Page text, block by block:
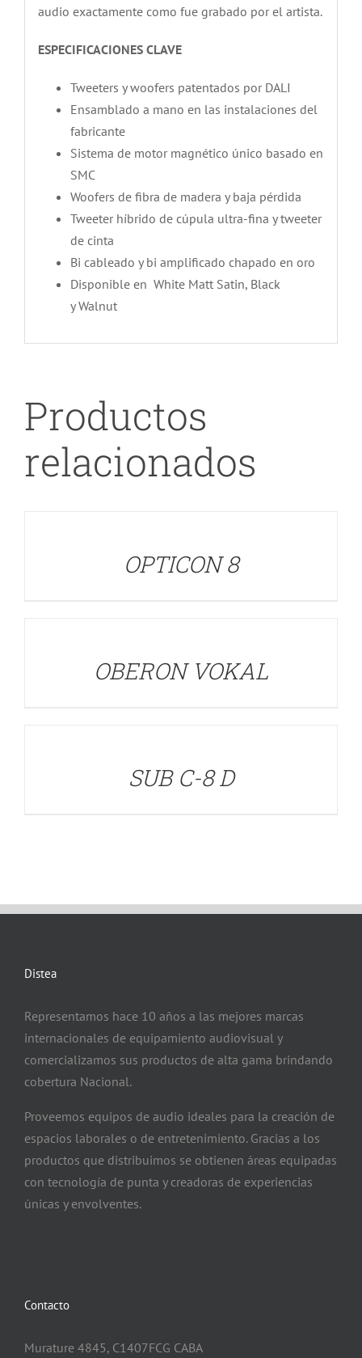
audio exactamente como fue grabado por el artista.
ESPECIFICACIONES CLAVE
Tweeters y woofers patentados por DALI
Ensamblado a mano en las instalaciones del
fabricante
Sistema de motor magnético único basado en
SMC
Woofers de fibra de madera y baja pérdida
Tweeter híbrido de cúpula ultra-fina y tweeter
de cinta
Bi cableado y bi amplificado chapado en oro
Disponible en White Matt Satin, Black
y Walnut
Productos
relacionados
OPTICON 8
OBERON VOKAL
SUB C-8 D
Distea
Representamos hace 10 años a las mejores marcas
internacionales de equipamiento audiovisual y
comercializamos sus productos de alta gama brindando
cobertura Nacional.
Proveemos equipos de audio ideales para la creación de
espacios laborales o de entretenimiento. Gracias a los
productos que distribuimos se obtienen áreas equipadas
con tecnología de punta y creadoras de experiencias
únicas y envolventes.
Contacto
Murature 4845, C1407FCG CABA